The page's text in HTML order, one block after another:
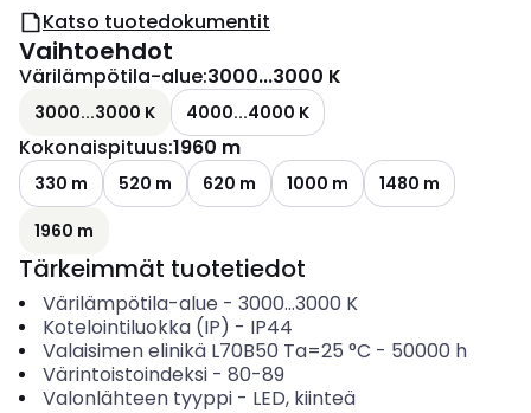
Katso tuotedokumentit
Vaihtoehdot
Värilämpötila-alue:3000...3000 K
3000...3000 K 4000...4000 K
Kokonaispituus:1960 m
330 m 520 m 620 m 1000 m
1480 m
1960 m
Tärkeimmät tuotetiedot
Värilämpötila-alue - 3000...3000 K
Kotelointiluokka (IP) - IP44
Valaisimen elinikä L70B50 Ta=25 °C - 50000 h
Värintoistoindeksi- 80-89
Valonlähteen tyyppi- LED, kiinteä